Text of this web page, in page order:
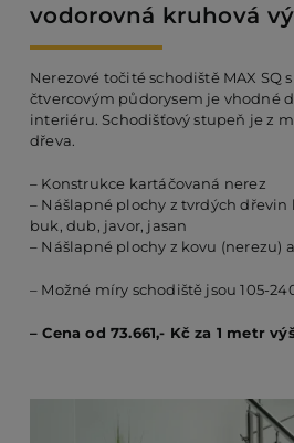
vodorovná kruhová
Nerezové točité schodiště MAX SQ
čtvercovým půdorysem je vhodné
interiéru. Schodišťový stupeň je z
dřeva.
– Konstrukce kartáčovaná nerez
– Nášlapné plochy z tvrdých
buk, dub, javor, jasan
– Nášlapné plochy z kovu (nerezu)
– Možné míry schodiště jsou 105-
– Cena od 73.661,- Kč za 1 metr